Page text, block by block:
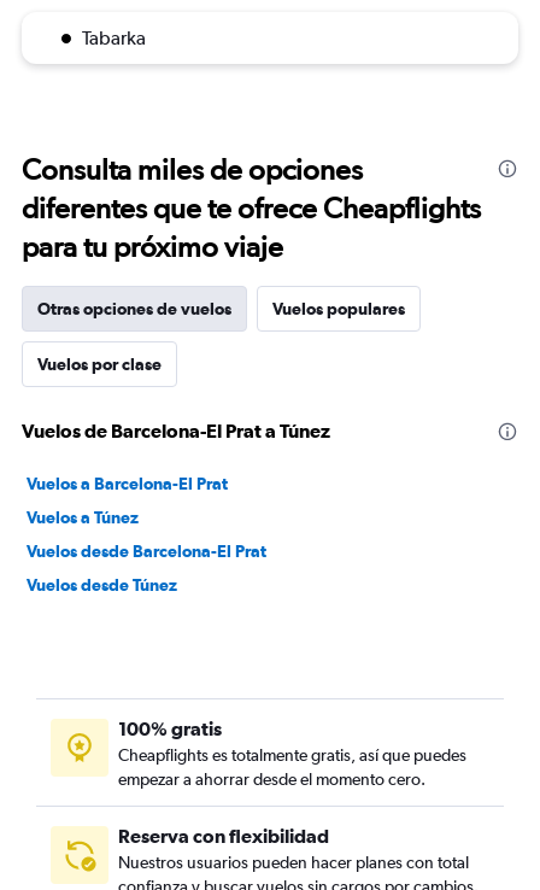
Tabarka
Consulta miles de opciones
diferentes que te ofrece Cheapflights
para tu próximo viaje
Otras opciones de vuelos Vuelos populares
Vuelos por clase
Vuelos de Barcelona-El Prat a Túnez
Vuelos a Barcelona-El Prat
Vuelos a Túnez
Vuelos desde Barcelona-El Prat
Vuelos desde Túnez
100% gratis
Cheapflights es totalmente gratis, así que puedes
empezar a ahorrar desde el momento cero.
Reserva con flexibilidad
Nuestros usuarios pueden hacer planes con total